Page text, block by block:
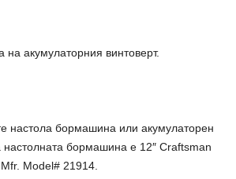
на акумулаторния винтоверт.
настола бормашина или акумулаторен
настолната бормашина е 12″ Craftsman
Model# 21914.